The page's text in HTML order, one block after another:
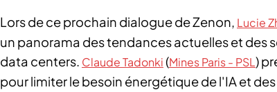
Lors de ce prochain dialogue de Zenon, Lucie
un panorama des tendances actuelles et des
data centers. Claude Tadonki(Mines Paris - PSL)
pour limiter le besoin énergétique de l'IA et